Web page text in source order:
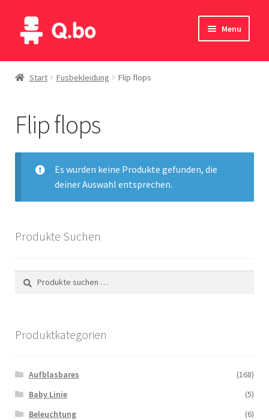
Skip
to
Skip
to
Menu
Home
Produkte
Katalog
Kontakte
Italiano
Start Fusbekleidung Flip flops
Flip flops
Es wurden keine Produkte gefunden, die
deiner Auswahl entsprechen.
Produkte Suchen
Suchen
nach:
Suchen
Produktkategorien
Aufblasbares
(168)
Baby Linie
(5)
Beleuchtung
(6)